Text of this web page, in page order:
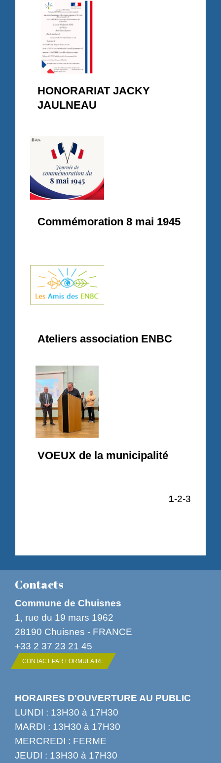
HONORARIAT JACKY
JAULNEAU
Commémoration 8 mai 1945
Ateliers association ENBC
VOEUX de la municipalité
1-2-3
Contacts
Commune de Chuisnes
1, rue du 19 mars 1962
28190 Chuisnes - FRANCE
+33 2 37 23 21 45
CONTACT PAR FORMULAIRE
HORAIRES D'OUVERTURE AU PUBLIC
LUNDI : 13H30 à 17H30
MARDI : 13H30 à 17H30
MERCREDI : FERME
JEUDI : 13H30 à 17H30